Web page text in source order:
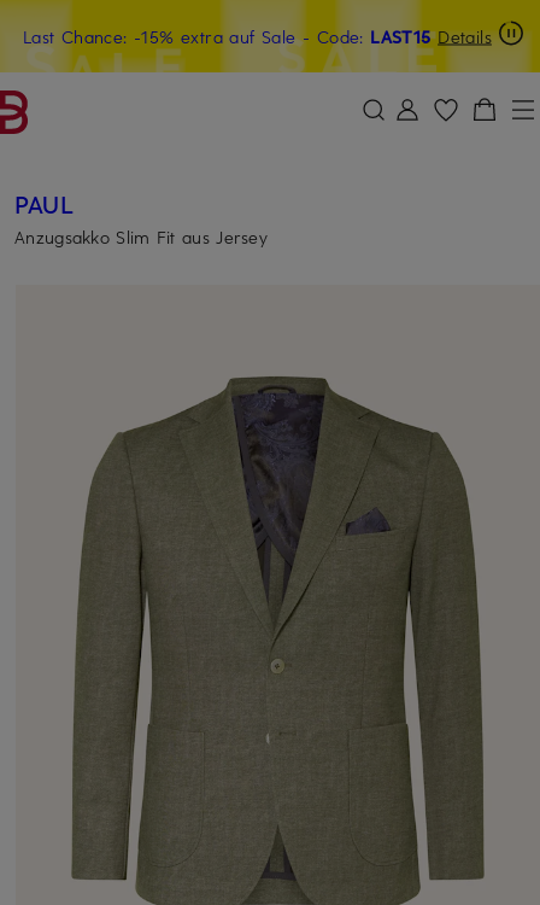
ZUM HAUPTINHALT ÜBERSPRINGEN ZUM SUCHFELD ÜBERSPRINGEN
Last Chance: -15% extra auf Sale- Code: LAST15 Details
15€-Willkommensgutschein mit Beyond sichern
PAUL
Anzugsakko Slim Fit aus Jersey